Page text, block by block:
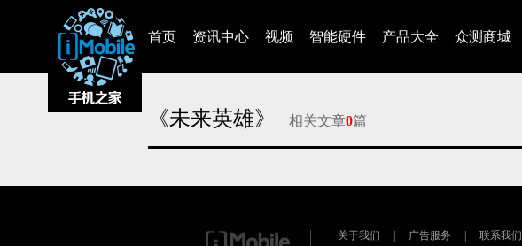
首页 资讯中心 视频 智能硬件 产品大全 众测商城
《未来英雄》 相关文章0篇
关于我们 广告服务 联系我们